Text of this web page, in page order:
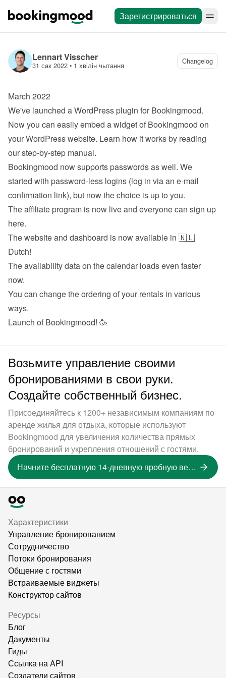
Зарегистрироваться
Lennart Visscher
31 сак 2022 • 1 хвілін чытання Changelog
March 2022
We've launched a WordPress plugin for Bookingmood.
Now you can easily embed a widget of Bookingmood on
your WordPress website. Learn how it works by reading
our step-by-step manual.
Bookingmood now supports passwords as well. We
started with password-less logins (log in via an e-mail
confirmation link), but now the choice is up to you.
The affiliate program is now live and everyone can sign up
here.
The website and dashboard is now available in 🇳🇱
Dutch!
The availability data on the calendar loads even faster
now.
You can change the ordering of your rentals in various
ways.
Launch of Bookingmood! 🥳
Возьмите управление своими
бронированиями в свои руки.
Создайте собственный бизнес.
Присоединяйтесь к 1200+ независимым компаниям по
аренде жилья для отдыха, которые используют
Bookingmood для увеличения количества прямых
бронирований и укрепления отношений с гостями.
Начните бесплатную 14-дневную пробную версию
Характеристики
Управление бронированием
Сотрудничество
Потоки бронирования
Общение с гостями
Встраиваемые виджеты
Конструктор сайтов
Ресурсы
Блог
Дакументы
Гиды
Ссылка на API
Создатели сайтов